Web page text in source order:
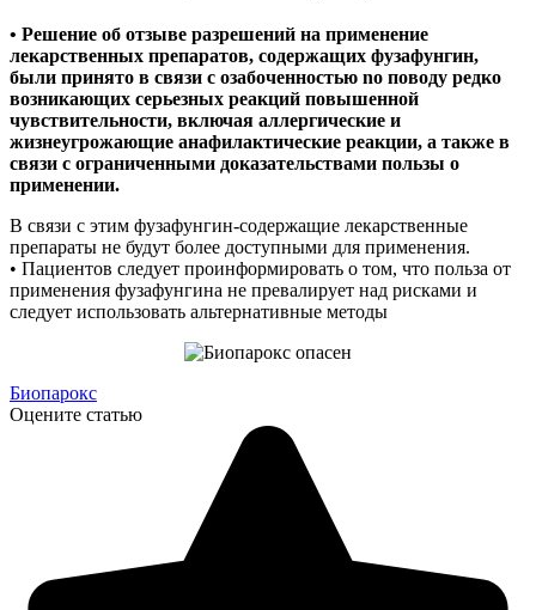
• Решение об отзыве разрешений на применение
лекарственных препаратов, содержащих фузафунгин,
были принято в связи с озабоченностью no поводу peдко
возникающих серьезных реакций повышенной
чувствительности, включая аллергические и
жизнеугрожающие анафилактические реакции, а также в
связи с ограниченными доказательствами пользы о
применении.
В связи с этим фузафунгин-содержащие лекарственные
препараты не будут более доступными для применения.
• Пациентов следует проинформировать о том, что польза от
применения фузафунгина не превалирует над рисками и
следует использовать альтернативные методы
Биопарокс
Оцените статью